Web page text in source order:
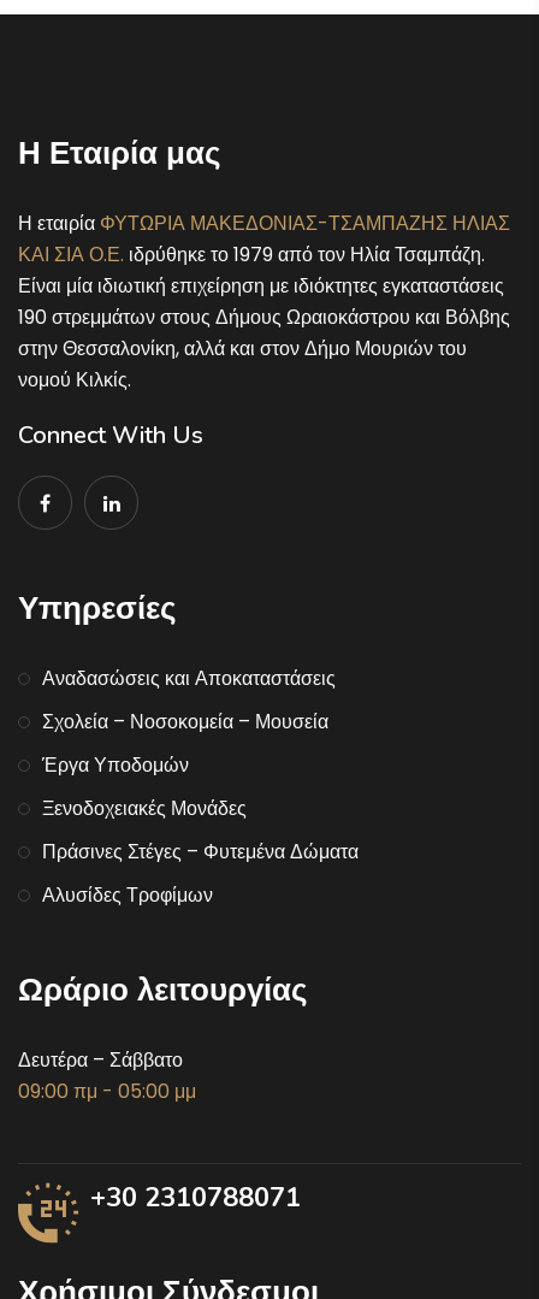
Η Εταιρία μας
Η εταιρία ΦΥΤΩΡΙΑ ΜΑΚΕΔΟΝΙΑΣ-ΤΣΑΜΠΑΖΗΣ ΗΛΙΑΣ
ΚΑΙ ΣΙΑ Ο.Ε. ιδρύθηκε το 1979 από τον Ηλία Τσαμπάζη.
Είναι μία ιδιωτική επιχείρηση με ιδιόκτητες εγκαταστάσεις
190 στρεμμάτων στους Δήμους Ωραιοκάστρου και Βόλβης
στην Θεσσαλονίκη, αλλά και στον Δήμο Μουριών του
νομού Κιλκίς.
Connect With Us
Υπηρεσίες
Αναδασώσεις και Αποκαταστάσεις
Σχολεία – Νοσοκομεία – Μουσεία
Έργα Υποδομών
Ξενοδοχειακές Μονάδες
Πράσινες Στέγες – Φυτεμένα Δώματα
Αλυσίδες Τροφίμων
Ωράριο λειτουργίας
Δευτέρα – Σάββατο
09:00 πμ - 05:00 μμ
+30 2310788071